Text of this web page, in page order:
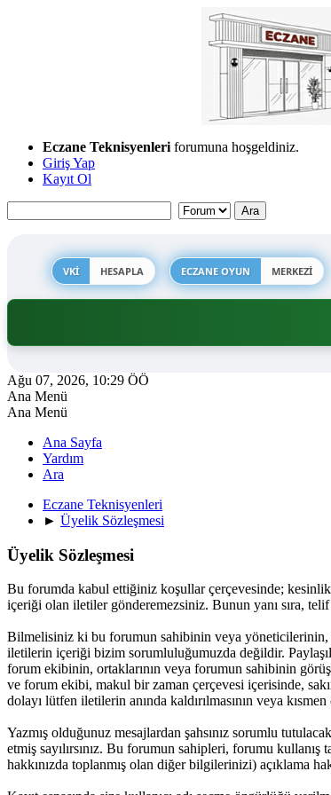
Eczane Teknisyenleri forumuna hoşgeldiniz.
Giriş Yap
Kayıt Ol
VKİ HESAPLA ECZANE OYUN MERKEZİ
Ağu 07, 2026, 10:29 ÖÖ
Ana Menü
Ana Menü
Ana Sayfa
Yardım
Ara
Eczane Teknisyenleri
► Üyelik Sözleşmesi
Üyelik Sözleşmesi
Bu forumda kabul ettiğiniz koşullar çerçevesinde;
içeriği olan iletiler gönderemezsiniz. Bunun yanı sıra,
Bilmelisiniz ki bu forumun sahibinin veya yöneticilerinin,
iletilerin içeriği bizim sorumluluğumuzda değildir.
forum ekibinin, ortaklarının veya forumun sahibinin
ve forum ekibi, makul bir zaman çerçevesi içerisinde,
dolayı lütfen iletilerin anında kaldırılmasının veya
Yazmış olduğunuz mesajlardan şahsınız sorumlu
etmiş sayılırsınız. Bu forumun sahipleri, forumu
hakkınızda toplanmış olan diğer bilgilerinizi) açıklama